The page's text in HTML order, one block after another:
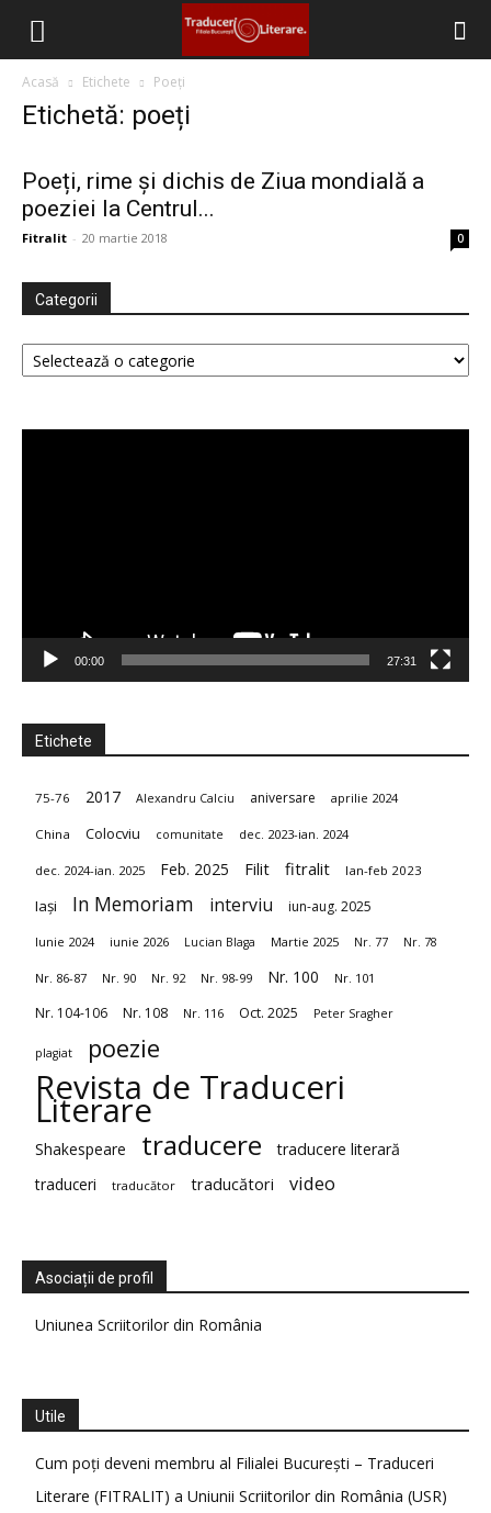
Filiala
București
Traduceri
Uniunea
Scriitorilor
România
Acasă Etichete Poeți
Etichetă: poeți
Poeți, rime și dichis de Ziua mondială a
poeziei la Centrul...
Fitralit - 20 martie 2018 0
Categorii
Categorii
00:00 27:31
Etichete
75-76 2017 Alexandru Calciu aniversare aprilie 2024
China Colocviu comunitate dec. 2023-ian. 2024
dec. 2024-ian. 2025 Feb. 2025 Filit fitralit Ian-feb 2023
Iași In Memoriam interviu iun-aug. 2025
Iunie 2024 iunie 2026 Lucian Blaga Martie 2025 Nr. 77 Nr. 78
Nr. 86-87 Nr. 90 Nr. 92 Nr. 98-99 Nr. 100 Nr. 101
Nr. 104-106 Nr. 108 Nr. 116 Oct. 2025 Peter Sragher
plagiat poezie
Revista de Traduceri
Literare
Shakespeare traducere
traducere literară
traduceri
traducător traducători video
Asociații de profil
Uniunea Scriitorilor din România
Utile
Cum poți deveni membru al Filialei București – Traduceri
Literare (FITRALIT) a Uniunii Scriitorilor din România (USR)